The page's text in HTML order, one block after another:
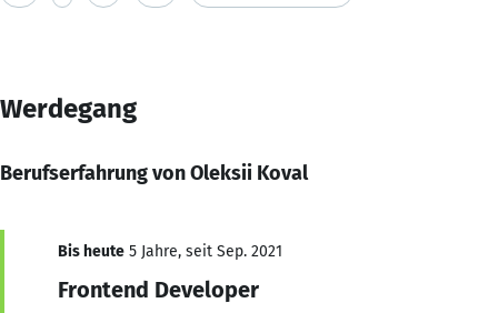
Werdegang
Berufserfahrung von Oleksii Koval
Bis heute 5 Jahre, seit Sep. 2021
Frontend Developer